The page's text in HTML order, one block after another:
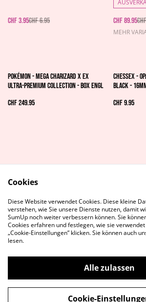
CHF 3.95CHF 6.95 CHF 89.95
MEHR
Pokémon - Mega Charizard X ex
Ultra-Premium Collection - Box ENGL
CHF 249.95
Chessex -
black -
CHF 9.95
Datenschutz
Kontaktiere uns
©2026MetaGames
Cookies
Diese Website verwendet Cookies. Diese kleine
verstehen, wie Sie unsere Dienste nutzen, damit
SumUp noch weiter verbessern können. Sie
Cookies erfahren und festlegen, wie sie
„Cookie-Einstellungen” klicken. Sie können auch
lesen.
Alle zulassen
Cookie-